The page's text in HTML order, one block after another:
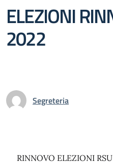
ELEZIONI
2022
Segreteria
RINNOVO ELEZIONI